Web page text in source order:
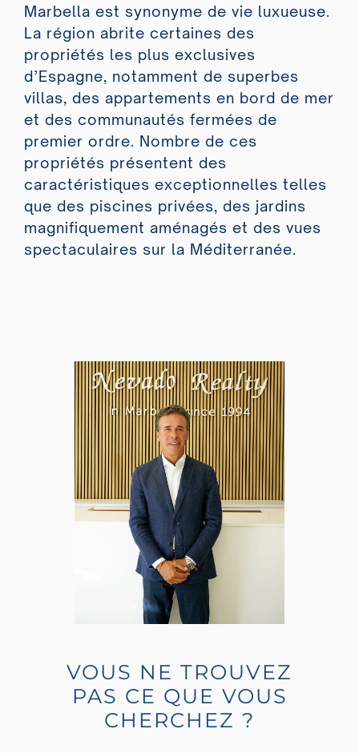
Marbella est synonyme de vie luxueuse.
La région abrite certaines des
propriétés les plus exclusives
d’Espagne, notamment de superbes
villas, des appartements en bord de mer
et des communautés fermées de
premier ordre. Nombre de ces
propriétés présentent des
caractéristiques exceptionnelles telles
que des piscines privées, des jardins
magnifiquement aménagés et des vues
spectaculaires sur la Méditerranée.
VOUS NE TROUVEZ
PAS CE QUE VOUS
CHERCHEZ ?